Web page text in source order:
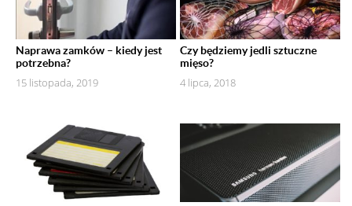
Naprawa zamków – kiedy jest
potrzebna?
15 listopada, 2019
Czy będziemy jedli sztuczne
mięso?
4 lipca, 2018